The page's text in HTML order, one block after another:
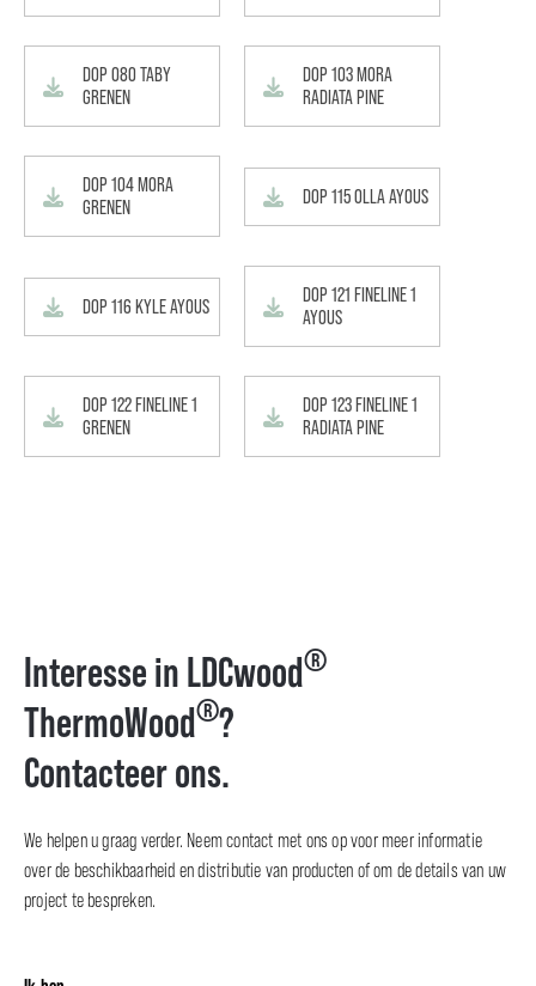
DOP 080 TABY
GRENEN
DOP 103 MORA
RADIATA PINE
DOP 104 MORA
GRENEN
DOP 115 OLLA AYOUS
DOP 116 KYLE AYOUS
DOP 121 FINELINE 1
AYOUS
DOP 122 FINELINE 1
GRENEN
DOP 123 FINELINE 1
RADIATA PINE
Interesse in LDCwood®
ThermoWood®?
Contacteer ons.
We helpen u graag verder. Neem contact met ons op voor meer informatie
over de beschikbaarheid en distributie van producten of om de details van uw
project te bespreken.